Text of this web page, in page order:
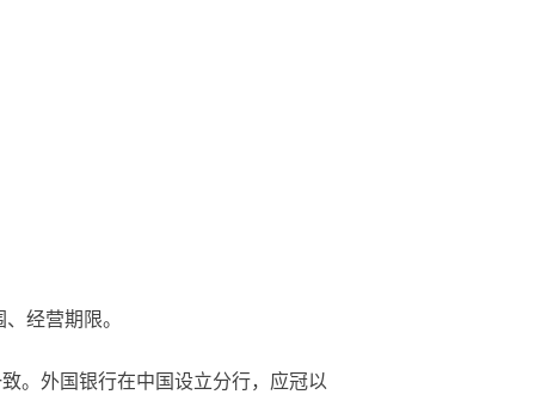
、经营期限。
。外国银行在中国设立分行，应冠以